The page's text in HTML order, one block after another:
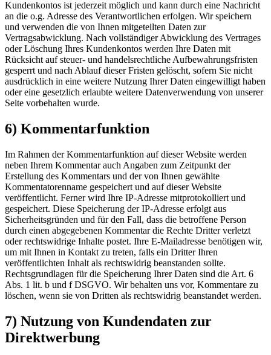
Kundenkontos ist jederzeit möglich und kann durch eine Nachricht
an die o.g. Adresse des Verantwortlichen erfolgen. Wir speichern
und verwenden die von Ihnen mitgeteilten Daten zur
Vertragsabwicklung. Nach vollständiger Abwicklung des Vertrages
oder Löschung Ihres Kundenkontos werden Ihre Daten mit
Rücksicht auf steuer- und handelsrechtliche Aufbewahrungsfristen
gesperrt und nach Ablauf dieser Fristen gelöscht, sofern Sie nicht
ausdrücklich in eine weitere Nutzung Ihrer Daten eingewilligt haben
oder eine gesetzlich erlaubte weitere Datenverwendung von unserer
Seite vorbehalten wurde.
6) Kommentarfunktion
Im Rahmen der Kommentarfunktion auf dieser Website werden
neben Ihrem Kommentar auch Angaben zum Zeitpunkt der
Erstellung des Kommentars und der von Ihnen gewählte
Kommentatorenname gespeichert und auf dieser Website
veröffentlicht. Ferner wird Ihre IP-Adresse mitprotokolliert und
gespeichert. Diese Speicherung der IP-Adresse erfolgt aus
Sicherheitsgründen und für den Fall, dass die betroffene Person
durch einen abgegebenen Kommentar die Rechte Dritter verletzt
oder rechtswidrige Inhalte postet. Ihre E-Mailadresse benötigen wir,
um mit Ihnen in Kontakt zu treten, falls ein Dritter Ihren
veröffentlichten Inhalt als rechtswidrig beanstanden sollte.
Rechtsgrundlagen für die Speicherung Ihrer Daten sind die Art. 6
Abs. 1 lit. b und f DSGVO. Wir behalten uns vor, Kommentare zu
löschen, wenn sie von Dritten als rechtswidrig beanstandet werden.
7) Nutzung von Kundendaten zur
Direktwerbung